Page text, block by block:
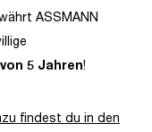
ASSMANN
5 Jahren!
findest du in den